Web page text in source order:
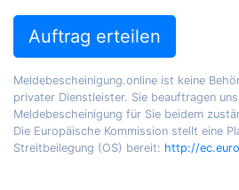
Auftrag erteilen
Meldebescheinigung.online ist keine
privater Dienstleister. Sie beauftragen
Meldebescheinigung für Sie beidem
Die Europäische Kommission stellt eine
Streitbeilegung (OS) bereit: http://